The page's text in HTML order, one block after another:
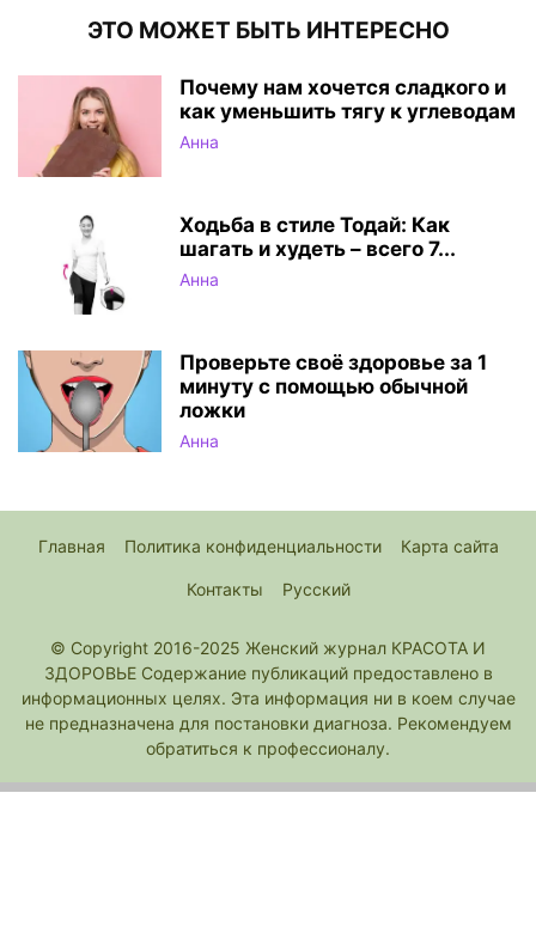
ЭТО МОЖЕТ БЫТЬ ИНТЕРЕСНО
Почему нам хочется сладкого и
как уменьшить тягу к углеводам
Анна
Ходьба в стиле Тодай: Как
шагать и худеть – всего 7...
Анна
Проверьте своё здоровье за 1
минуту с помощью обычной
ложки
Анна
Главная Политика конфиденциальности Карта сайта
Контакты Русский
© Copyright 2016-2025 Женский журнал КРАСОТА И
ЗДОРОВЬЕ Содержание публикаций предоставлено в
информационных целях. Эта информация ни в коем случае
не предназначена для постановки диагноза. Рекомендуем
обратиться к профессионалу.